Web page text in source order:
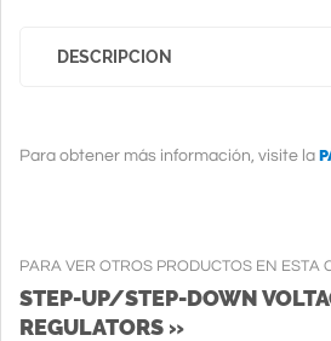
DESCRIPCION
Para obtener más información, visite la
PARA VER OTROS PRODUCTOS EN ESTA
STEP-UP/STEP-DOWN
REGULATORS »